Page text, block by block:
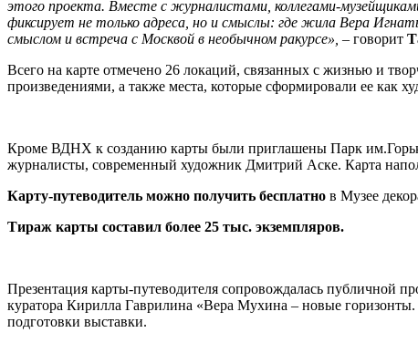
этого проекта. Вместе с журналистами, коллегами-
фиксирует не только адреса, но и смыслы: где жила Вера
смыслом и встреча с Москвой в необычном ракурсе», – говорит
Всего на карте отмечено 26 локаций, связанных с жизнью и
произведениями, а также места, которые сформировали ее как
Кроме ВДНХ к созданию карты были приглашены Парк
журналисты, современный художник Дмитрий Аске. Карта
Карту-путеводитель можно получить бесплатно в Музее
Тираж карты составил более 25 тыс. экземпляров.
Презентация карты-путеводителя сопровождалась публичной
куратора Кирилла Гаврилина «Вера Мухина – новые горизонты.
подготовки выставки.